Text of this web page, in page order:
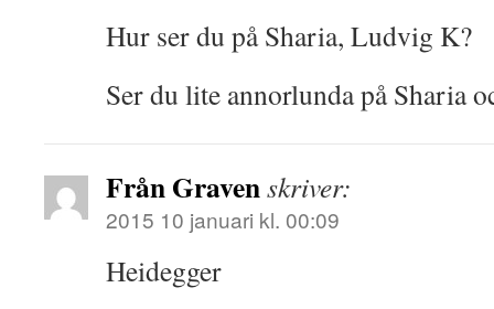
Hur ser du på Sharia, Ludvig K?
Ser du lite annorlunda på Sharia
Från Gravenskriver:
2015 10 januari kl. 00:09
Heidegger